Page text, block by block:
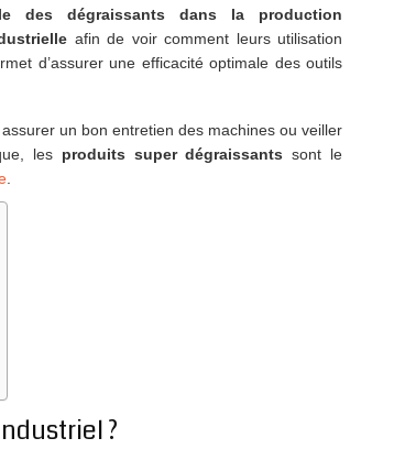
des dégraissants dans la production
afin de voir comment leurs utilisation
d’assurer une efficacité optimale des outils
un bon entretien des machines ou veiller
les produits super dégraissantssont le
?